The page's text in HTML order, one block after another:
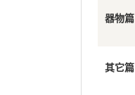
器物篇
其它篇